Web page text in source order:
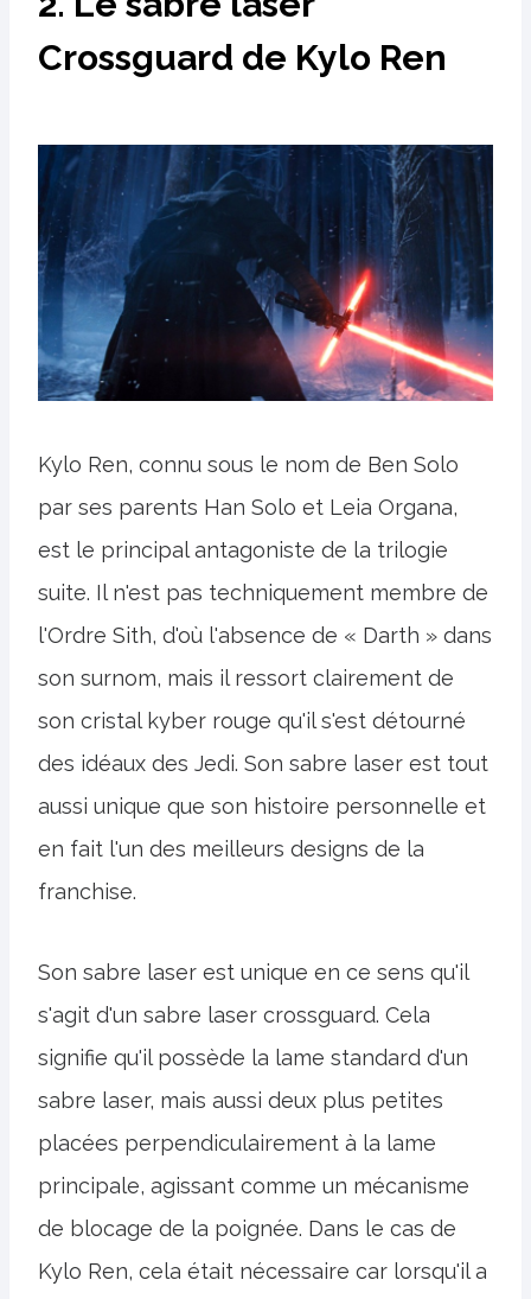
Crossguard de Kylo Ren
Kylo Ren, connu sous le nom de Ben Solo
par ses parents Han Solo et Leia Organa,
est le principal antagoniste de la trilogie
suite. Il n'est pas techniquement membre de
l'Ordre Sith, d'où l'absence de « Darth » dans
son surnom, mais il ressort clairement de
son cristal kyber rouge qu'il s'est détourné
des idéaux des Jedi. Son sabre laser est tout
aussi unique que son histoire personnelle et
en fait l'un des meilleurs designs de la
franchise.
Son sabre laser est unique en ce sens qu'il
s'agit d'un sabre laser crossguard. Cela
signifie qu'il possède la lame standard d'un
sabre laser, mais aussi deux plus petites
placées perpendiculairement à la lame
principale, agissant comme un mécanisme
de blocage de la poignée. Dans le cas de
Kylo Ren, cela était nécessaire car lorsqu'il a